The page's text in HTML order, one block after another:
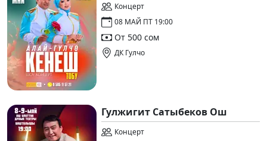
Концерт
08 МАЙ ПТ 19:00
От 500 сом
ДК Гулчо
Гулжигит Сатыбеков Ош
Концерт